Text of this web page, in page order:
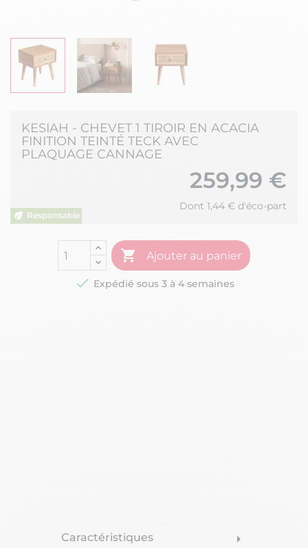
KESIAH - CHEVET 1 TIROIR EN ACACIA
FINITION TEINTÉ TECK AVEC
PLAQUAGE CANNAGE
259,99 €
Dont 1,44 € d'éco-part
 Ajouter au panier
 Expédié sous 3 à 4 semaines
Caractéristiques arrow_right